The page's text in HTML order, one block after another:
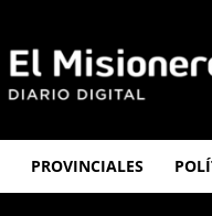
Misionero
PROVINCIALES